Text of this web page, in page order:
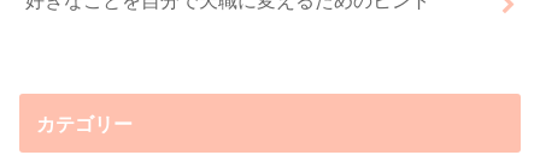
カテゴリー